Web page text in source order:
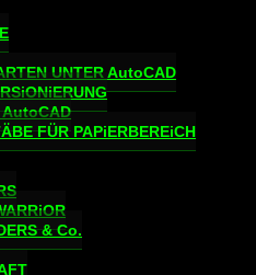
UNTER AutoCAD
AutoCAD
FÜR PAPiERBEREiCH
& Co.